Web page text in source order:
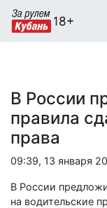
В России
правила
права
09:39, 13 января
В России
на водительские